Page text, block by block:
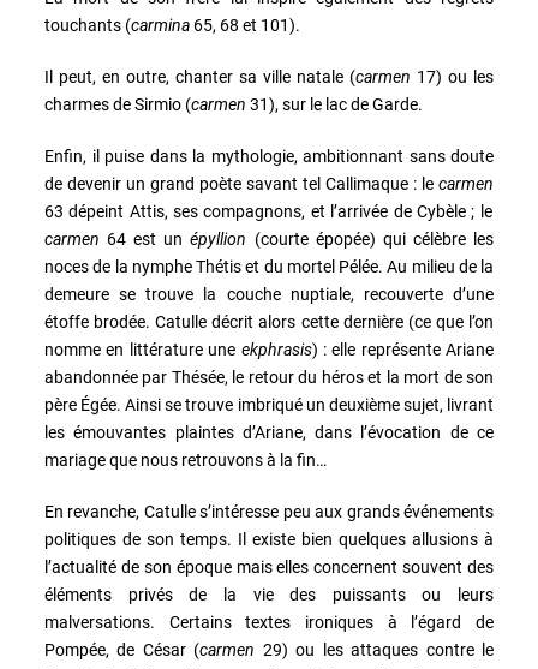
touchants (carmina 65, 68 et 101).
Il peut, en outre, chanter sa ville natale (carmen 17) ou les
charmes de Sirmio (carmen 31), sur le lac de Garde.
Enfin, il puise dans la mythologie, ambitionnant sans doute
de devenir un grand poète savant tel Callimaque : le carmen
63 dépeint Attis, ses compagnons, et l’arrivée de Cybèle ; le
carmen 64 est unépyllion (courte épopée) qui célèbre les
noces de la nymphe Thétis et du mortel Pélée. Au milieu de la
demeure se trouve la couche nuptiale, recouverte d’une
étoffe brodée. Catulle décrit alors cette dernière (ce que l’on
nomme en littérature une ekphrasis) : elle représente Ariane
abandonnée par Thésée, le retour du héros et la mort de son
père Égée. Ainsi se trouve imbriqué un deuxième sujet, livrant
les émouvantes plaintes d’Ariane, dans l’évocation de ce
mariage que nous retrouvons à la fin…
En revanche, Catulle s’intéresse peu aux grands événements
politiques de son temps. Il existe bien quelques allusions à
l’actualité de son époque mais elles concernent souvent des
éléments privés de la vie des puissants ou leurs
malversations. Certains textes ironiques à l’égard de
Pompée, de César (carmen 29) ou les attaques contre le